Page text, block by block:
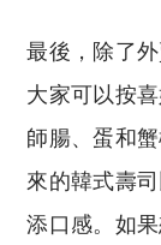
最後，除了
大家可以按
師腸、蛋和
來的韓式壽
添口感。如